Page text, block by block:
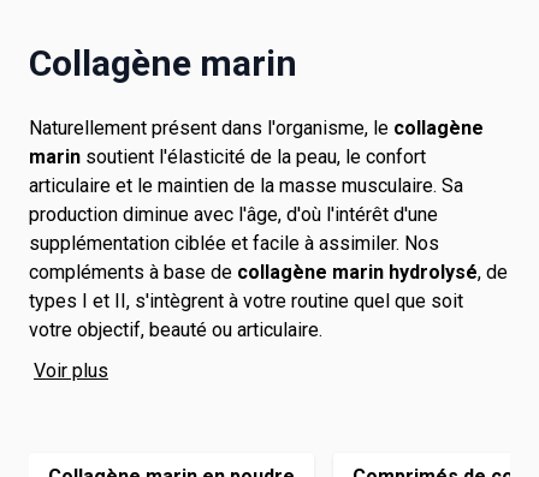
Collagène marin
Naturellement présent dans l'organisme, le collagène
marin soutient l'élasticité de la peau, le confort
articulaire et le maintien de la masse musculaire. Sa
production diminue avec l'âge, d'où l'intérêt d'une
supplémentation ciblée et facile à assimiler. Nos
compléments à base de collagène marin hydrolysé, de
types I et II, s'intègrent à votre routine quel que soit
votre objectif, beauté ou articulaire.
Voir plus